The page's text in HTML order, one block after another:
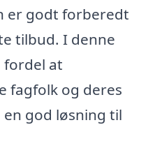
er godt forberedt
tilbud. I denne
fordel at
fagfolk og deres
en god løsning til